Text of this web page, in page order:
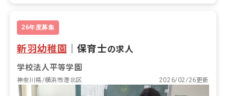
26年度募集
新羽幼稚園 保育士の求人
学校法人平等学園
神奈川県/横浜市港北区 2026/02/26更新